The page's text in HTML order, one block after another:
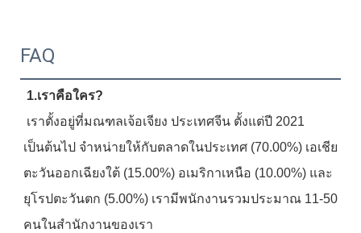
FAQ
1.เราคือใคร?
เป็นต้นไป จำหน่ายให้กับตลาดในประเทศ (70.00%) เอเชีย
ตะวันออกเฉียงใต้ (15.00%) อเมริกาเหนือ (10.00%) และ
ยุโรปตะวันตก (5.00%) เรามีพนักงานรวมประมาณ 11-50
คนในสำนักงานของเรา